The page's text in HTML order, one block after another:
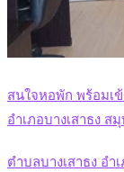
สนใจหอพัก พร้อมเ
อำเภอบางเสาธง
ตำบลบางเสาธง อำ